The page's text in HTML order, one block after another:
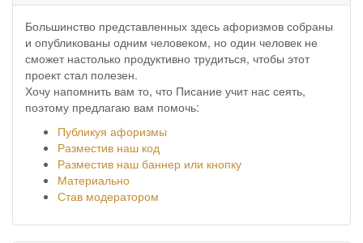
Большинство представленных здесь афоризмов собраны
и опубликованы одним человеком, но один человек не
сможет настолько продуктивно трудиться, чтобы этот
проект стал полезен.
Хочу напомнить вам то, что Писание учит нас сеять,
поэтому предлагаю вам помочь:
Публикуя афоризмы
Разместив наш код
Разместив наш баннер или кнопку
Материально
Став модератором